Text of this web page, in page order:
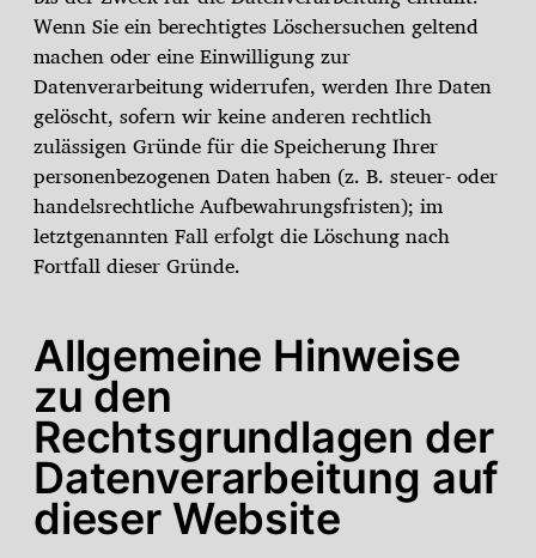
Wenn Sie ein berechtigtes Löschersuchen geltend
machen oder eine Einwilligung zur
Datenverarbeitung widerrufen, werden Ihre Daten
gelöscht, sofern wir keine anderen rechtlich
zulässigen Gründe für die Speicherung Ihrer
personenbezogenen Daten haben (z. B. steuer- oder
handelsrechtliche Aufbewahrungsfristen); im
letztgenannten Fall erfolgt die Löschung nach
Fortfall dieser Gründe.
Allgemeine Hinweise
zu den
Rechtsgrundlagen der
Datenverarbeitung auf
dieser Website